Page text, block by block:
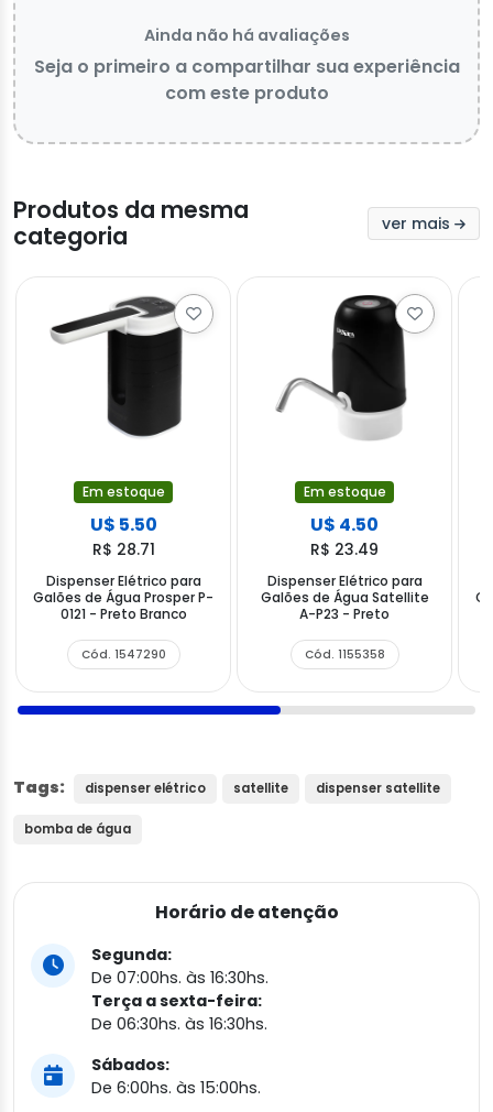
Ainda não há avaliações
Seja o primeiro a compartilhar sua experiência
com este produto
Produtos da mesma
categoria
ver mais
Em estoque
U$ 5.50
R$ 28.71
Dispenser Elétrico para
Galões de Água Prosper P-
0121 - Preto Branco
Cód. 1547290
Em estoque
U$ 4.50
R$ 23.49
Dispenser Elétrico para
Galões de Água Satellite
A-P23 - Preto
Cód. 1155358
Tags: dispenser elétrico satellite dispenser satellite
bomba de água
Horário de atenção
Segunda:
De 07:00hs. às 16:30hs.
Terça a sexta-feira:
De 06:30hs. às 16:30hs.
Sábados:
De 6:00hs. às 15:00hs.